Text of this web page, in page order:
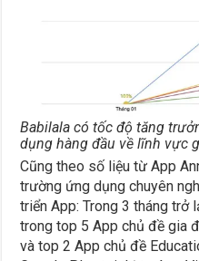
Babilala có tốc độ tăng
dụng hàng đầu về lĩnh vực
Cũng theo số liệu từ App
trường ứng dụng chuyên
triển App: Trong 3 tháng trở
trong top 5 App chủ đề gia
và top 2 App chủ đề